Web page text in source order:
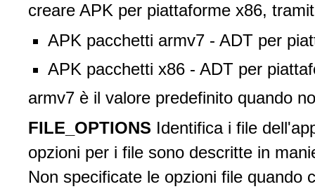
creare APK per piattaforme x86,
APK pacchetti armv7 - ADT per
APK pacchetti x86 - ADT per
armv7 è il valore predefinito quando
FILE_OPTIONS Identifica i file
opzioni per i file sono descritte in
Non specificate le opzioni file quando